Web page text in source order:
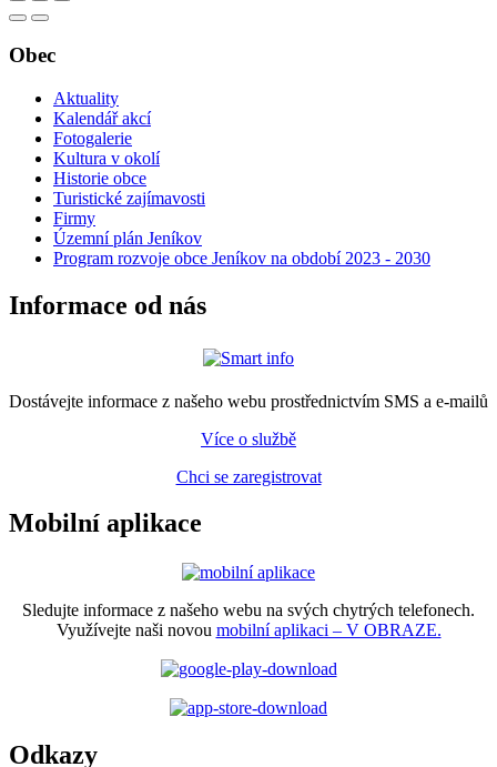
Obec
Aktuality
Kalendář akcí
Fotogalerie
Kultura v okolí
Historie obce
Turistické zajímavosti
Firmy
Územní plán Jeníkov
Program rozvoje obce Jeníkov na období 2023 - 2030
Informace od nás
Dostávejte informace z našeho webu prostřednictvím SMS a e-mailů
Více o službě
Chci se zaregistrovat
Mobilní aplikace
Sledujte informace z našeho webu na svých chytrých telefonech.
Využívejte naši novou mobilní aplikaci – V OBRAZE.
Odkazy